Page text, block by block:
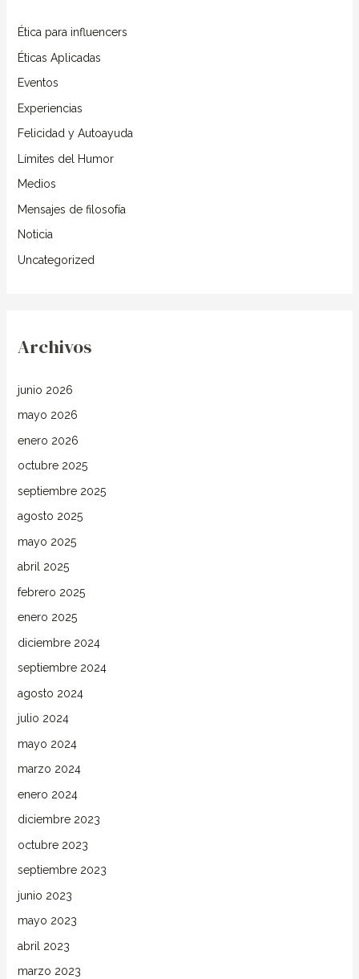
p
o
r
Ética para influencers
Éticas Aplicadas
Eventos
Experiencias
Felicidad y Autoayuda
Límites del Humor
Medios
Mensajes de filosofía
Noticia
Uncategorized
Archivos
junio 2026
mayo 2026
enero 2026
octubre 2025
septiembre 2025
agosto 2025
mayo 2025
abril 2025
febrero 2025
enero 2025
diciembre 2024
septiembre 2024
agosto 2024
julio 2024
mayo 2024
marzo 2024
enero 2024
diciembre 2023
octubre 2023
septiembre 2023
junio 2023
mayo 2023
abril 2023
marzo 2023